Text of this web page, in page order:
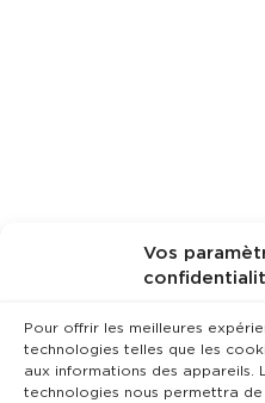
Vos
Pour offrir les meilleures
technologies telles que les
aux informations des appareils.
technologies nous permettra